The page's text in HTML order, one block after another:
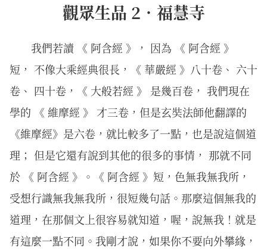
觀眾生品 2．福慧寺
我們若讀 《 阿含經 》， 因為 《 阿含經 》
短， 不像大乘經典很長，《 華嚴經 》八十卷、 六十
卷、 四十卷，《 大般若經 》 是幾百卷， 我們現在
學的 《 維摩經 》 才三卷，但是玄奘法師他翻譯的
《維摩經》是六卷，就比較多了一點，也是說這個道
理； 但是它還有說到其他的很多的事情， 那就不同
於 《 阿含經 》。《 阿含經 》短，色無我無我所，
受想行識無我無我所，很短幾句話。那麼這個無我的
道理，在那個文上很容易就知道，喔，說無我！就是
有這麼一點不同。我剛才說，如果你不要向外攀緣，